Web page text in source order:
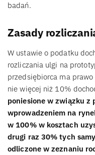
badań.
Zasady
W ustawie o podatku
rozliczania ulgi na
przedsiębiorca ma
nie więcej niż 10%
poniesione w związku z
wprowadzeniem na
w 100% w kosztach
drugi raz 30% tych
odliczone w zeznaniu